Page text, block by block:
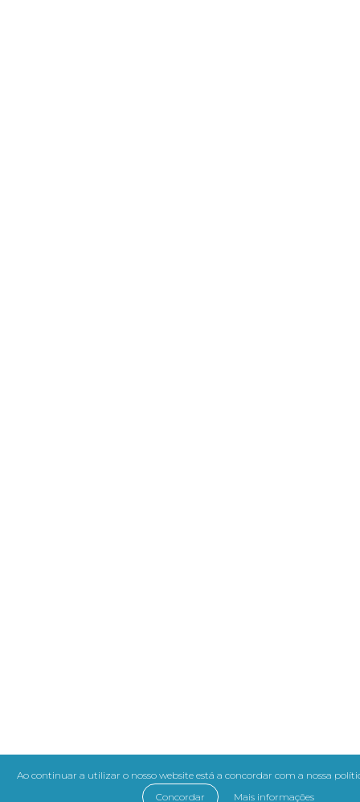
Ao continuar a utilizar o nosso website está a concordar com a nossa
Concordar
Mais informações